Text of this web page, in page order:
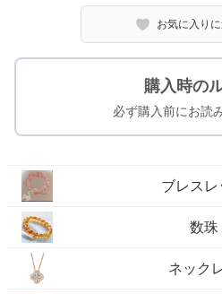
お気に入り
購入時の
必ず購入前にお読
ブレスレ
数珠
ネック